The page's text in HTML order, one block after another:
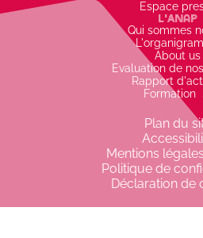
Espace
L'Anap
Qui sommes
About us
Evaluation de
Rapport
Formation
Plan du
Mentions
Politique de
Déclaration de